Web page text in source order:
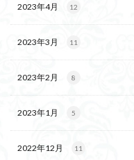
2023年4月 12
2023年3月 11
2023年2月 8
2023年1月 5
2022年12月 11